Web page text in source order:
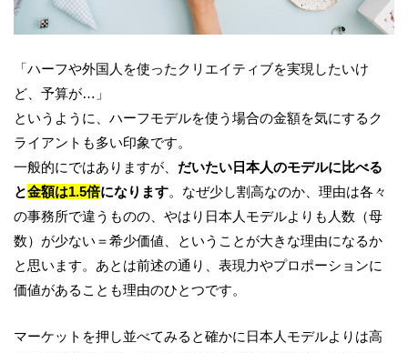
「ハーフや外国人を使ったクリエイティブを実現したいけ
ど、予算が…」
というように、ハーフモデルを使う場合の金額を気にするク
ライアントも多い印象です。
一般的にではありますが、 だいたい日本人のモデルに比べる
と金額は1.5倍になります。なぜ少し割高なのか、理由は各々
の事務所で違うものの、やはり日本人モデルよりも人数（母
数）が少ない＝希少価値、ということが大きな理由になるか
と思います。あとは前述の通り、表現力やプロポーションに
価値があることも理由のひとつです。
マーケットを押し並べてみると確かに日本人モデルよりは高